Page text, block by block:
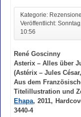
Kategorie:
Veröffentlicht:
10:56
René Goscinny
Asterix – Alles über
(Astérix – Jules
Aus dem
Titelillustration und
Ehapa, 2011,
3440-4